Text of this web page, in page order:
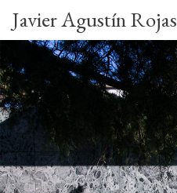
Javier Agustín Rojas